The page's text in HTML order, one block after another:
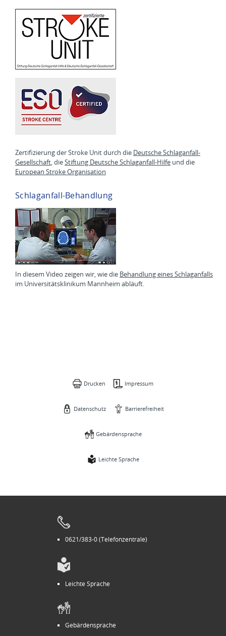
Zertifizierung der Stroke Unit durch die Deutsche Schlaganfall-
Gesellschaft, dieStiftung Deutsche Schlaganfall-Hilfe und die
European Stroke Organisation
Schlaganfall-Behandlung
In diesem Video zeigen wir, wie die Behandlung eines Schlaganfalls
im Universitätsklinikum Mannheim abläuft.
Drucken Impressum
Datenschutz Barrierefreiheit
Gebärdensprache
Leichte Sprache
0621/383-0 (Telefonzentrale)
Leichte Sprache
Gebärdensprache